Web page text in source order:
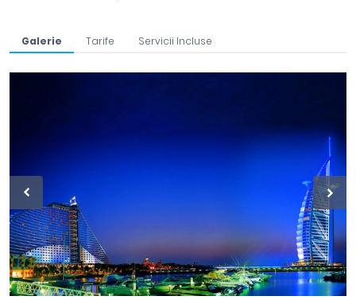
Galerie Tarife Servicii Incluse